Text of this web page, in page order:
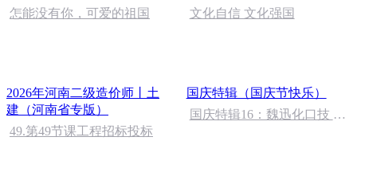
怎能没有你，可爱的祖国
文化自信 文化强国
2026年河南二级造价师丨土
建（河南省专版）
49.第49节课工程招标投标
国庆特辑（国庆节快乐）
国庆特辑16：魏迅化口技 二